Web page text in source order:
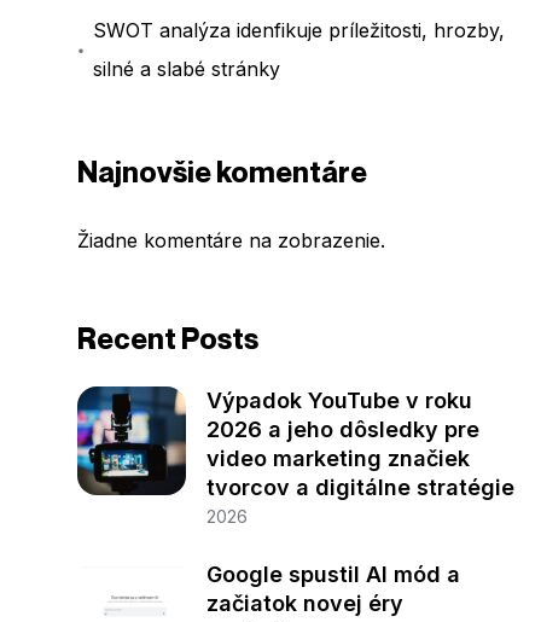
SWOT analýza idenfikuje príležitosti, hrozby,
silné a slabé stránky
Najnovšie komentáre
Žiadne komentáre na zobrazenie.
Recent Posts
Výpadok YouTube v roku
2026 a jeho dôsledky pre
video marketing značiek
tvorcov a digitálne stratégie
2026
Google spustil AI mód a
začiatok novej éry